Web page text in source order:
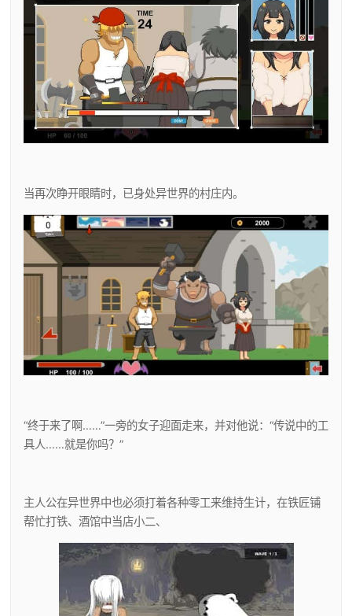
当再次睁开眼睛时，已身处异世界的村庄内。
“终于来了啊……”一旁的女子迎面走来，并对他说：“传说中的工
具人……就是你吗？”
主人公在异世界中也必须打着各种零工来维持生计，在铁匠铺
帮忙打铁、酒馆中当店小二、